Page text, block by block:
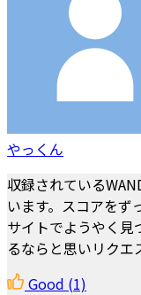
やっくん
収録されている
います。スコアをず
サイトでようやく見
るならと思いリクエ
Good (1)